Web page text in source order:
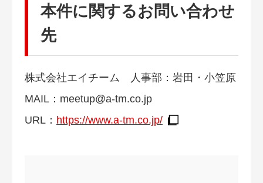
本件に関するお問い合わせ
先
株式会社エイチーム 人事部：岩田・小笠原
MAIL： meetup@a-tm.co.jp
URL： https://www.a-tm.co.jp/